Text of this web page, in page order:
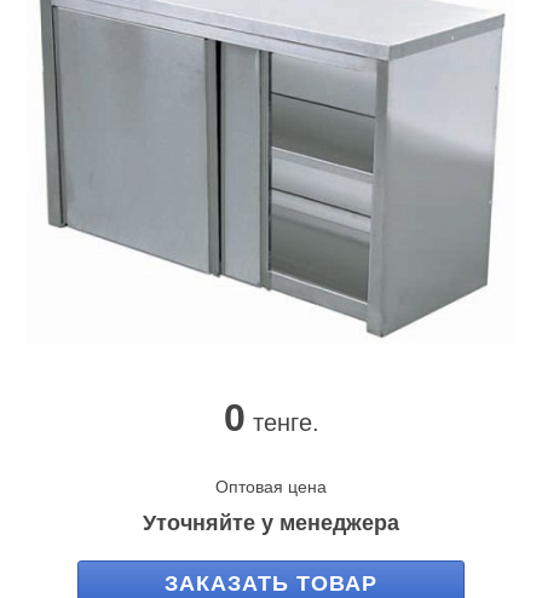
0 тенге.
Оптовая цена
Уточняйте у менеджера
ЗАКАЗАТЬ ТОВАР